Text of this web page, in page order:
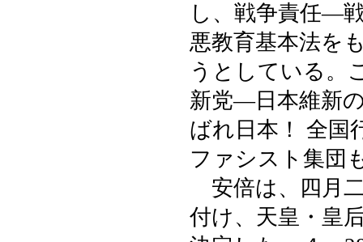
し、戦争責任―
悪教育基本法を
うとしている。
新党―日本維新
ばれ日本！ 全国
ファシスト集団
安倍は、四月
付け、天皇・皇